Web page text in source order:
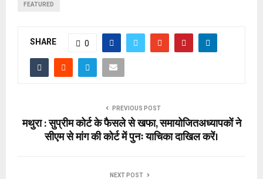
FEATURED
SHARE 0
PREVIOUS POST
मथुरा : सुप्रीम कोर्ट के फैसले से खफा, समायोजितअध्यापकों ने
सीएम से मांग की कोर्ट में पुनः याचिका दाखिल करें।
NEXT POST